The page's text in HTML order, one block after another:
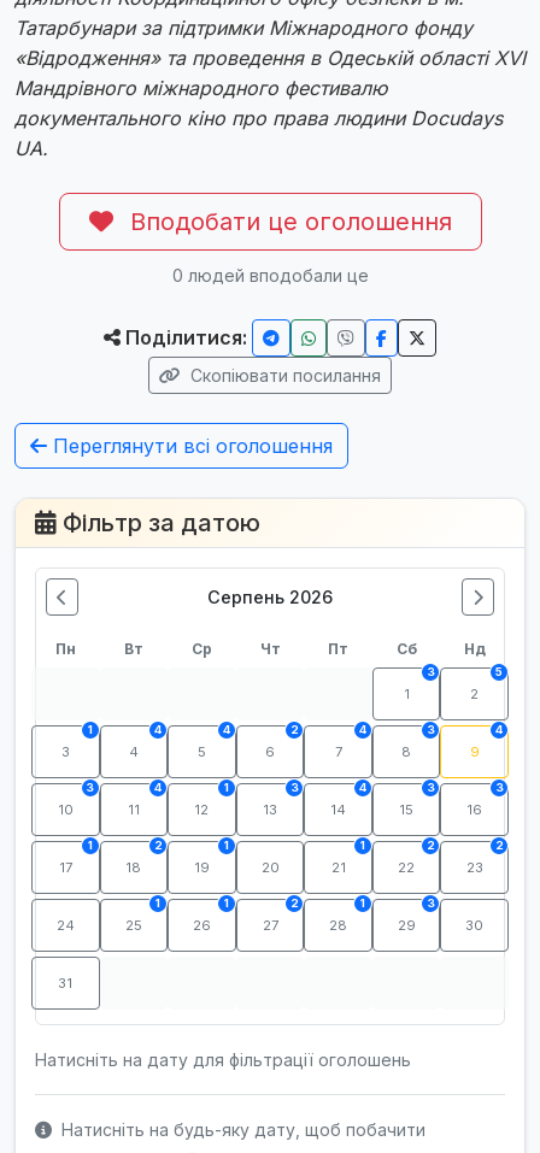
Татарбунари за підтримки Міжнародного фонду
«Відродження» та проведення в Одеській області XVІ
Мандрівного міжнародного фестивалю
документального кіно про права людини Docudays
UA.
Вподобати це оголошення
0 людей вподобали це
Поділитися:
Скопіювати посилання
Переглянути всі оголошення
Фільтр за датою
Серпень 2026
Пн Вт Ср Чт Пт Сб Нд
1
3
2
5
3
1
4
4
5
4
6
2
7
4
8
3
9
4
10
3
11
4
12
1
13
3
14
4
15
3
16
3
17
1
18
2
19
1
20 21
1
22
2
23
2
24 25
1
26
1
27
2
28
1
29
3
30
31
Натисніть на дату для фільтрації оголошень
Натисніть на будь-яку дату, щоб побачити